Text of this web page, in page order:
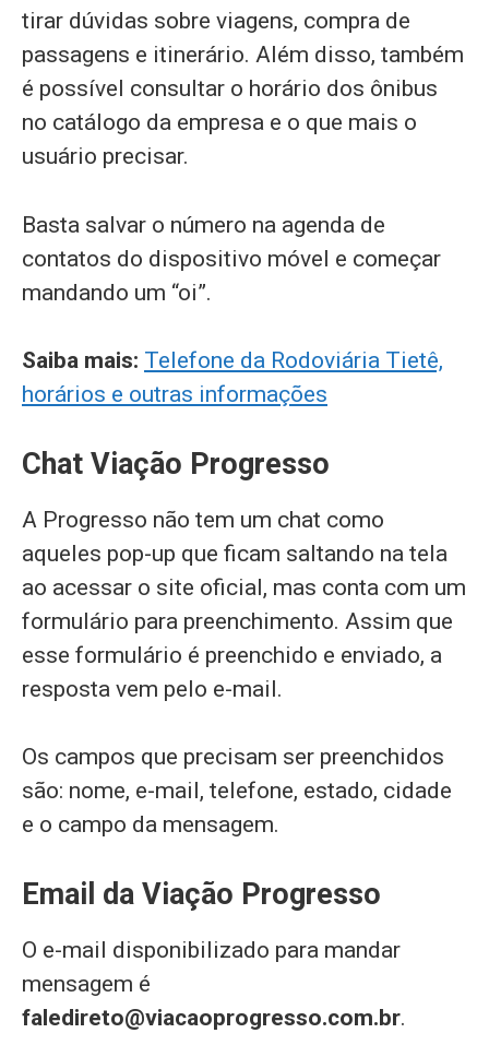
tirar dúvidas sobre viagens, compra de
passagens e itinerário. Além disso, também
é possível consultar o horário dos ônibus
no catálogo da empresa e o que mais o
usuário precisar.
Basta salvar o número na agenda de
contatos do dispositivo móvel e começar
mandando um “oi”.
Saiba mais: Telefone da Rodoviária Tietê,
horários e outras informações
Chat Viação Progresso
A Progresso não tem um chat como
aqueles pop-up que ficam saltando na tela
ao acessar o site oficial, mas conta com um
formulário para preenchimento. Assim que
esse formulário é preenchido e enviado, a
resposta vem pelo e-mail.
Os campos que precisam ser preenchidos
são: nome, e-mail, telefone, estado, cidade
e o campo da mensagem.
Email da Viação Progresso
O e-mail disponibilizado para mandar
mensagem é
faledireto@viacaoprogresso.com.br.